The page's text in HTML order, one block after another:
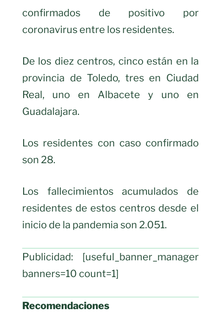
confirmados de positivo por
coronavirus entre los residentes.
De los diez centros, cinco están en la
provincia de Toledo, tres en Ciudad
Real, uno en Albacete y uno en
Guadalajara.
Los residentes con caso confirmado
son 28.
Los fallecimientos acumulados de
residentes de estos centros desde el
inicio de la pandemia son 2.051.
Publicidad: [useful_banner_manager
banners=10 count=1]
Recomendaciones